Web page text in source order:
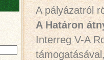
A pályázatról
A Határon
Interreg V-A